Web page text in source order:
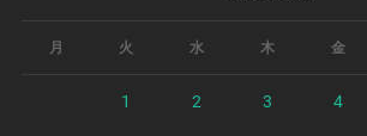
月 火 水 木 金
1 2 3 4